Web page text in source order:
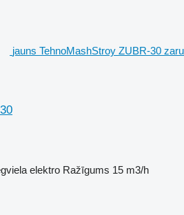
jauns TehnoMashStroy ZUBR-30 zaru
elektro Ražīgums 15 m3/h